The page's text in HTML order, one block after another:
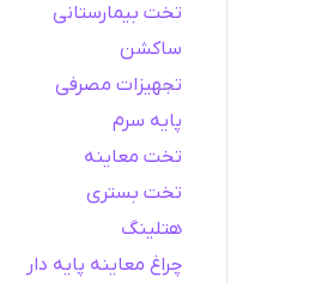
تخت بیمارستانی
ساکشن
تجهیزات مصرفی
پایه سرم
تخت معاینه
تخت بستری
هتلینگ
چراغ معاینه پایه دار